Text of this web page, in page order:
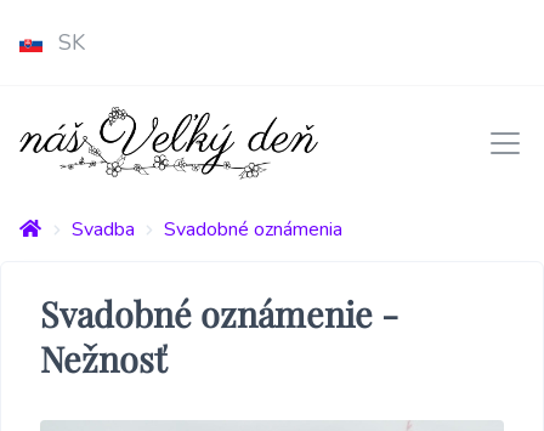
SK
Svadba Svadobné oznámenia
Svadobné oznámenie -
Nežnosť